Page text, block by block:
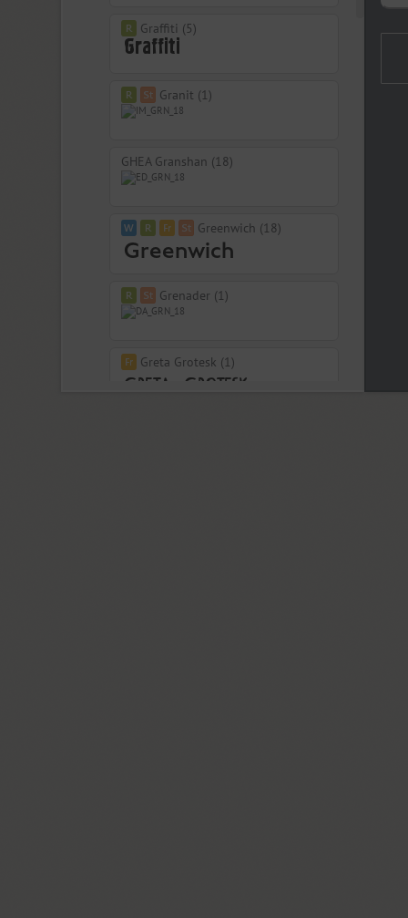
Graffiti (5)
Granit (1)
GHEA Granshan (18)
Greenwich (18)
Grenader (1)
Greta Grotesk (1)